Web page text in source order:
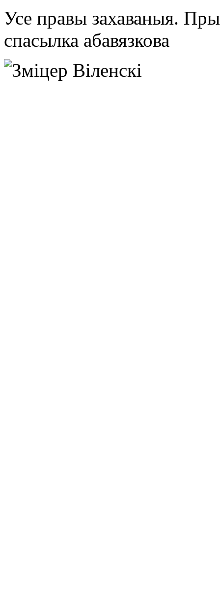
Усе правы захаваныя.
спасылка абавязкова